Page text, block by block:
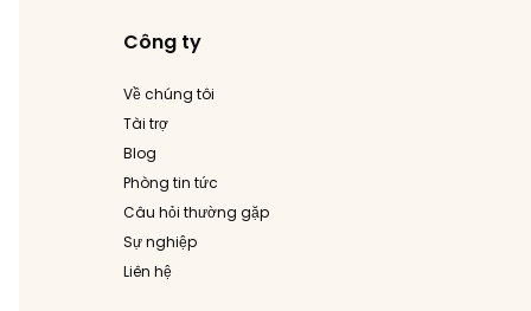
Công ty
Về chúng tôi
Tài trợ
Blog
Phòng tin tức
Câu hỏi thường gặp
Sự nghiệp
Liên hệ